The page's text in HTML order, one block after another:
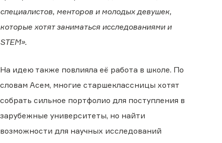
специалистов, менторов и молодых девушек,
которые хотят заниматься исследованиями и
STEM».
На идею также повлияла её работа в школе. По
словам Асем, многие старшеклассницы хотят
собрать сильное портфолио для поступления в
зарубежные университеты, но найти
возможности для научных исследований